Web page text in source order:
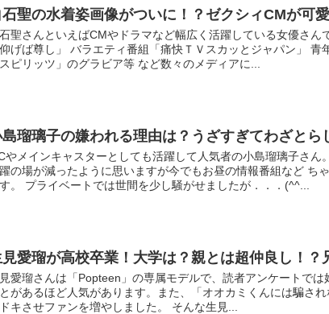
石聖の水着姿画像がついに！？ゼクシィCMが可愛
聖さんといえばCMやドラマなど幅広く活躍している女優さん
仰げば尊し」 バラエティ番組「痛快ＴＶスカッとジャパン」 青
ピリッツ」のグラビア等 など数々のメディアに...
瑠璃子の嫌われる理由は？うざすぎてわざとら
やメインキャスターとしても活躍して人気者の小島瑠璃子さん
の場が減ったように思いますが今でもお昼の情報番組など ち
。 プライベートでは世間を少し騒がせましたが．．．(^^...
愛瑠が高校卒業！大学は？親とは超仲良し！？
愛瑠さんは「Popteen」の専属モデルで、読者アンケートでは
があるほど人気があります。また、「オオカミくんには騙さ
キさせファンを増やしました。 そんな生見...